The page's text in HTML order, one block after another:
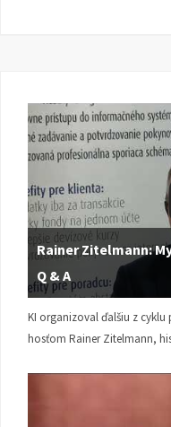
Rainer Zitelmann:
Q & A
KI organizoval ďalšiu z cyklu
hosťom Rainer Zitelmann,